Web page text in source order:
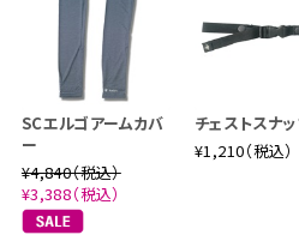
SCエルゴアームカバ
ー
¥4,840（税込）
¥3,388（税込）
チェストスナ
¥1,210（税込）